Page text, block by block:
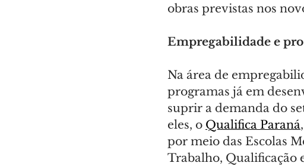
obras previstas nos
Empregabilidade e
Na área de
programas já em
suprir a demanda do
eles, o Qualifica Paraná
por meio das Escolas
Trabalho, Qualificação